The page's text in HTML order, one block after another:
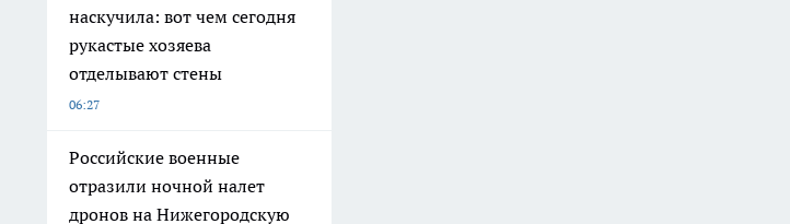
наскучила: вот чем сегодня
рукастые хозяева
отделывают стены
06:27
Российские военные
отразили ночной налет
дронов на Нижегородскую